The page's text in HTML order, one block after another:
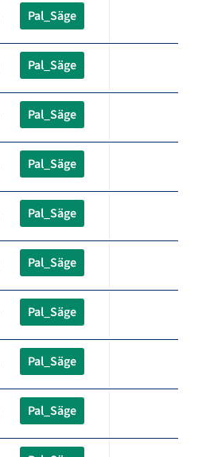
Pal_Säge
Pal_Säge
Pal_Säge
Pal_Säge
Pal_Säge
Pal_Säge
Pal_Säge
Pal_Säge
Pal_Säge